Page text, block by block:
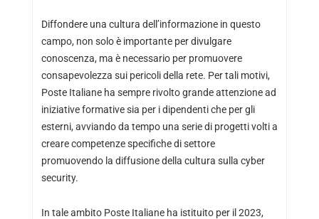
Diffondere una cultura dell’informazione in questo
campo, non solo è importante per divulgare
conoscenza, ma è necessario per promuovere
consapevolezza sui pericoli della rete. Per tali motivi,
Poste Italiane ha sempre rivolto grande attenzione ad
iniziative formative sia per i dipendenti che per gli
esterni, avviando da tempo una serie di progetti volti a
creare competenze specifiche di settore
promuovendo la diffusione della cultura sulla cyber
security.
In tale ambito Poste Italiane ha istituito per il 2023,